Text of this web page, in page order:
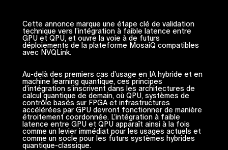
Cette annonce marque une étape clé de validation
technique vers l’intégration à faible latence entre
GPU et QPU, et ouvre la voie à de futurs
déploiements de la plateforme MosaiQ compatibles
avec NVQLink.
Au-delà des premiers cas d’usage en IA hybride et en
machine learning quantique, ces principes
d’intégration s’inscrivent dans les architectures de
calcul quantique de demain, où QPU, systèmes de
contrôle basés sur FPGA et infrastructures
accélérées par GPU devront fonctionner de manière
étroitement coordonnée. L’intégration à faible
latence entre GPU et QPU apparaît ainsi à la fois
comme un levier immédiat pour les usages actuels et
comme un socle pour les futurs systèmes hybrides
quantique-classique.